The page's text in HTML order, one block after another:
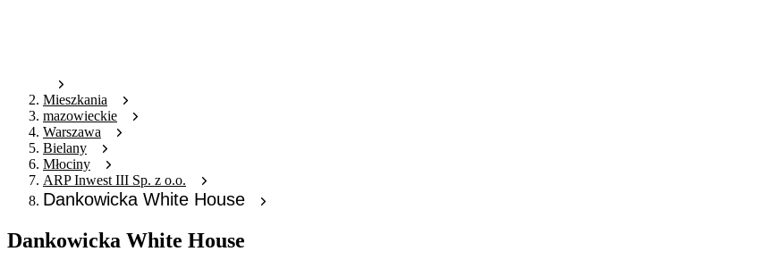
Mieszkania
mazowieckie
Warszawa
Bielany
Młociny
ARP Inwest III Sp. z o.o.
Dankowicka White House
Dankowicka White House